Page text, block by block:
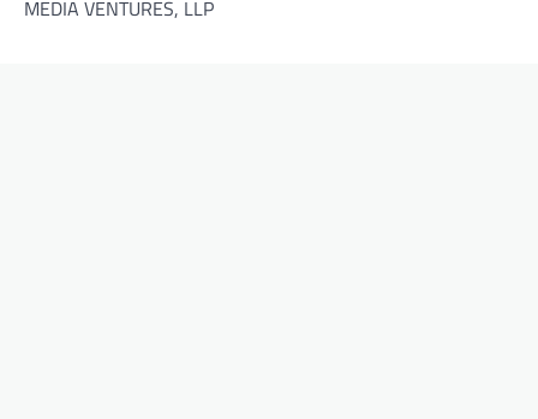
MEDIA VENTURES, LLP